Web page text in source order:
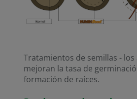
Tratamientos de semillas -
mejoran la tasa de
formación de raíces.